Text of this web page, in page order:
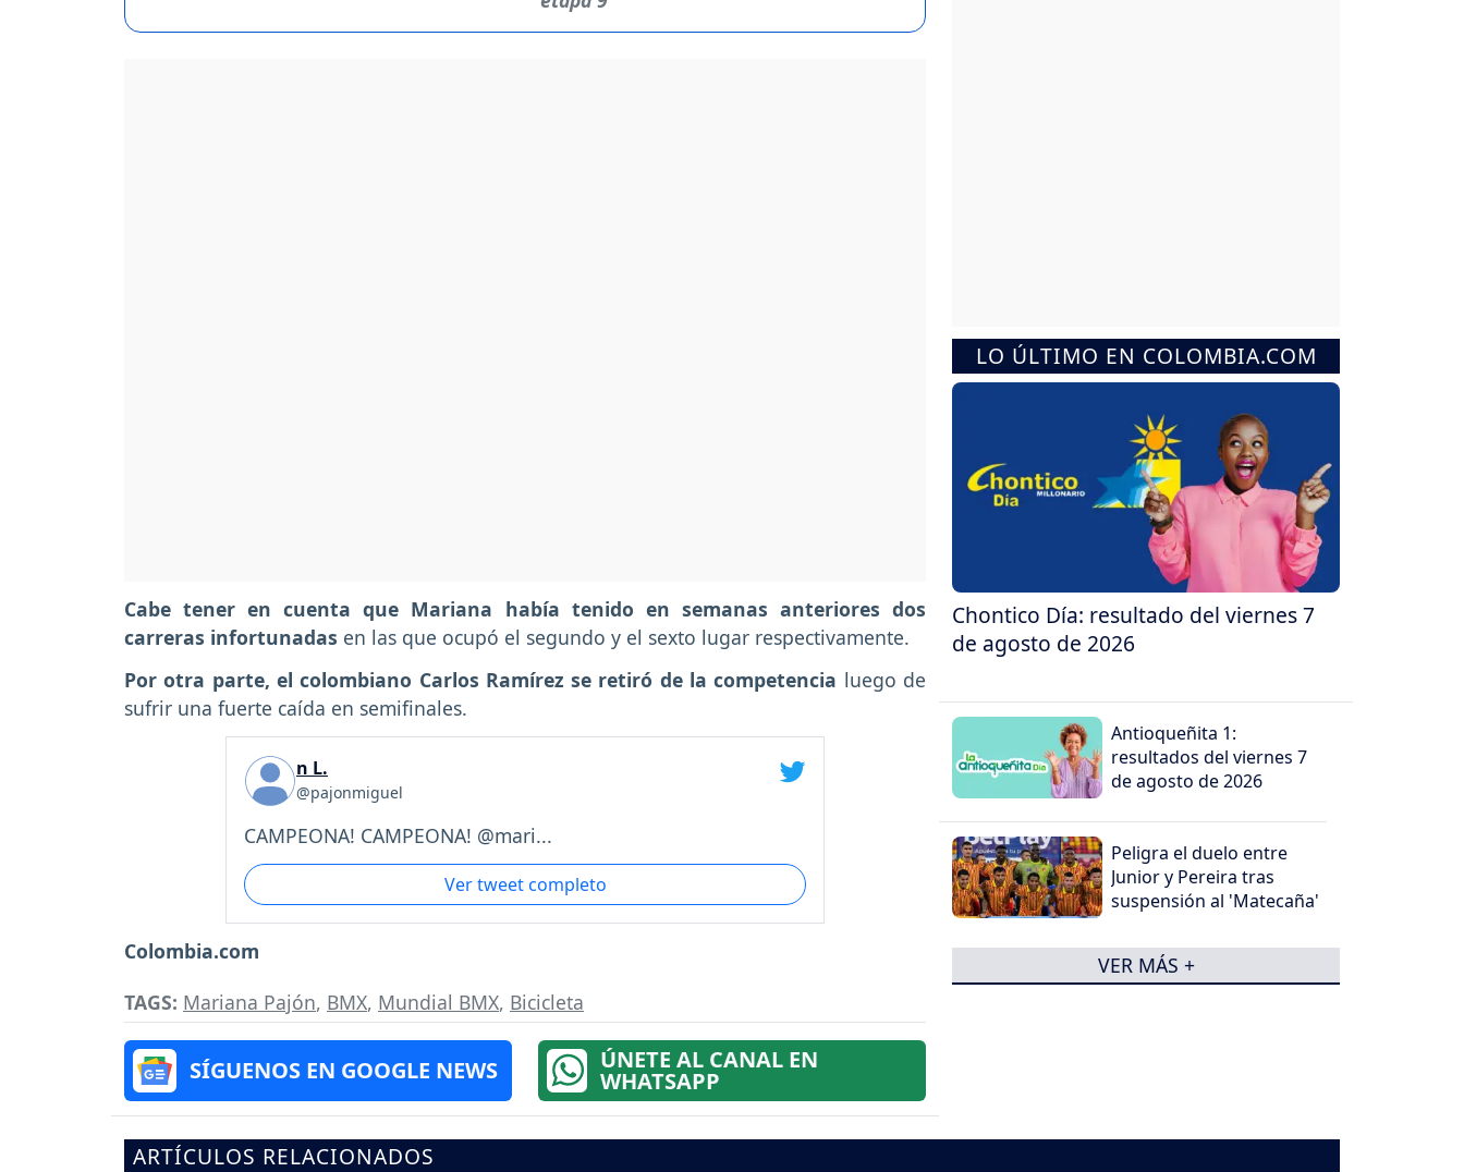
Cabe tener en cuenta que Mariana había tenido en semanas anteriores dos
carreras infortunadas en las que ocupó el segundo y el sexto lugar respectivamente.
Por otra parte, el colombiano Carlos Ramírez se retiró de la competencia luego de
sufrir una fuerte caída en semifinales.
n L.
@pajonmiguel
CAMPEONA! CAMPEONA! @mari...
Ver tweet completo
Colombia.com
TAGS: Mariana Pajón, BMX, Mundial BMX, Bicicleta
SÍGUENOS EN GOOGLE NEWS ÚNETE AL CANAL EN
WHATSAPP
LO ÚLTIMO EN COLOMBIA.COM
Chontico Día: resultado del viernes 7
de agosto de 2026
Antioqueñita 1:
resultados del viernes 7
de agosto de 2026
Peligra el duelo entre
Junior y Pereira tras
suspensión al 'Matecaña'
VER MÁS +
ARTÍCULOS RELACIONADOS